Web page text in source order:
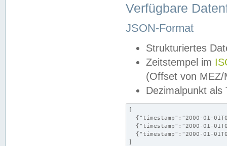
Verfügbare
JSON-Format
Strukturiertes
Zeitstempel im
(Offset von MEZ/
Dezimalpunkt als
[
{"timestamp":"2000-01-
{"timestamp":"2000-01-
{"timestamp":"2000-01-
]